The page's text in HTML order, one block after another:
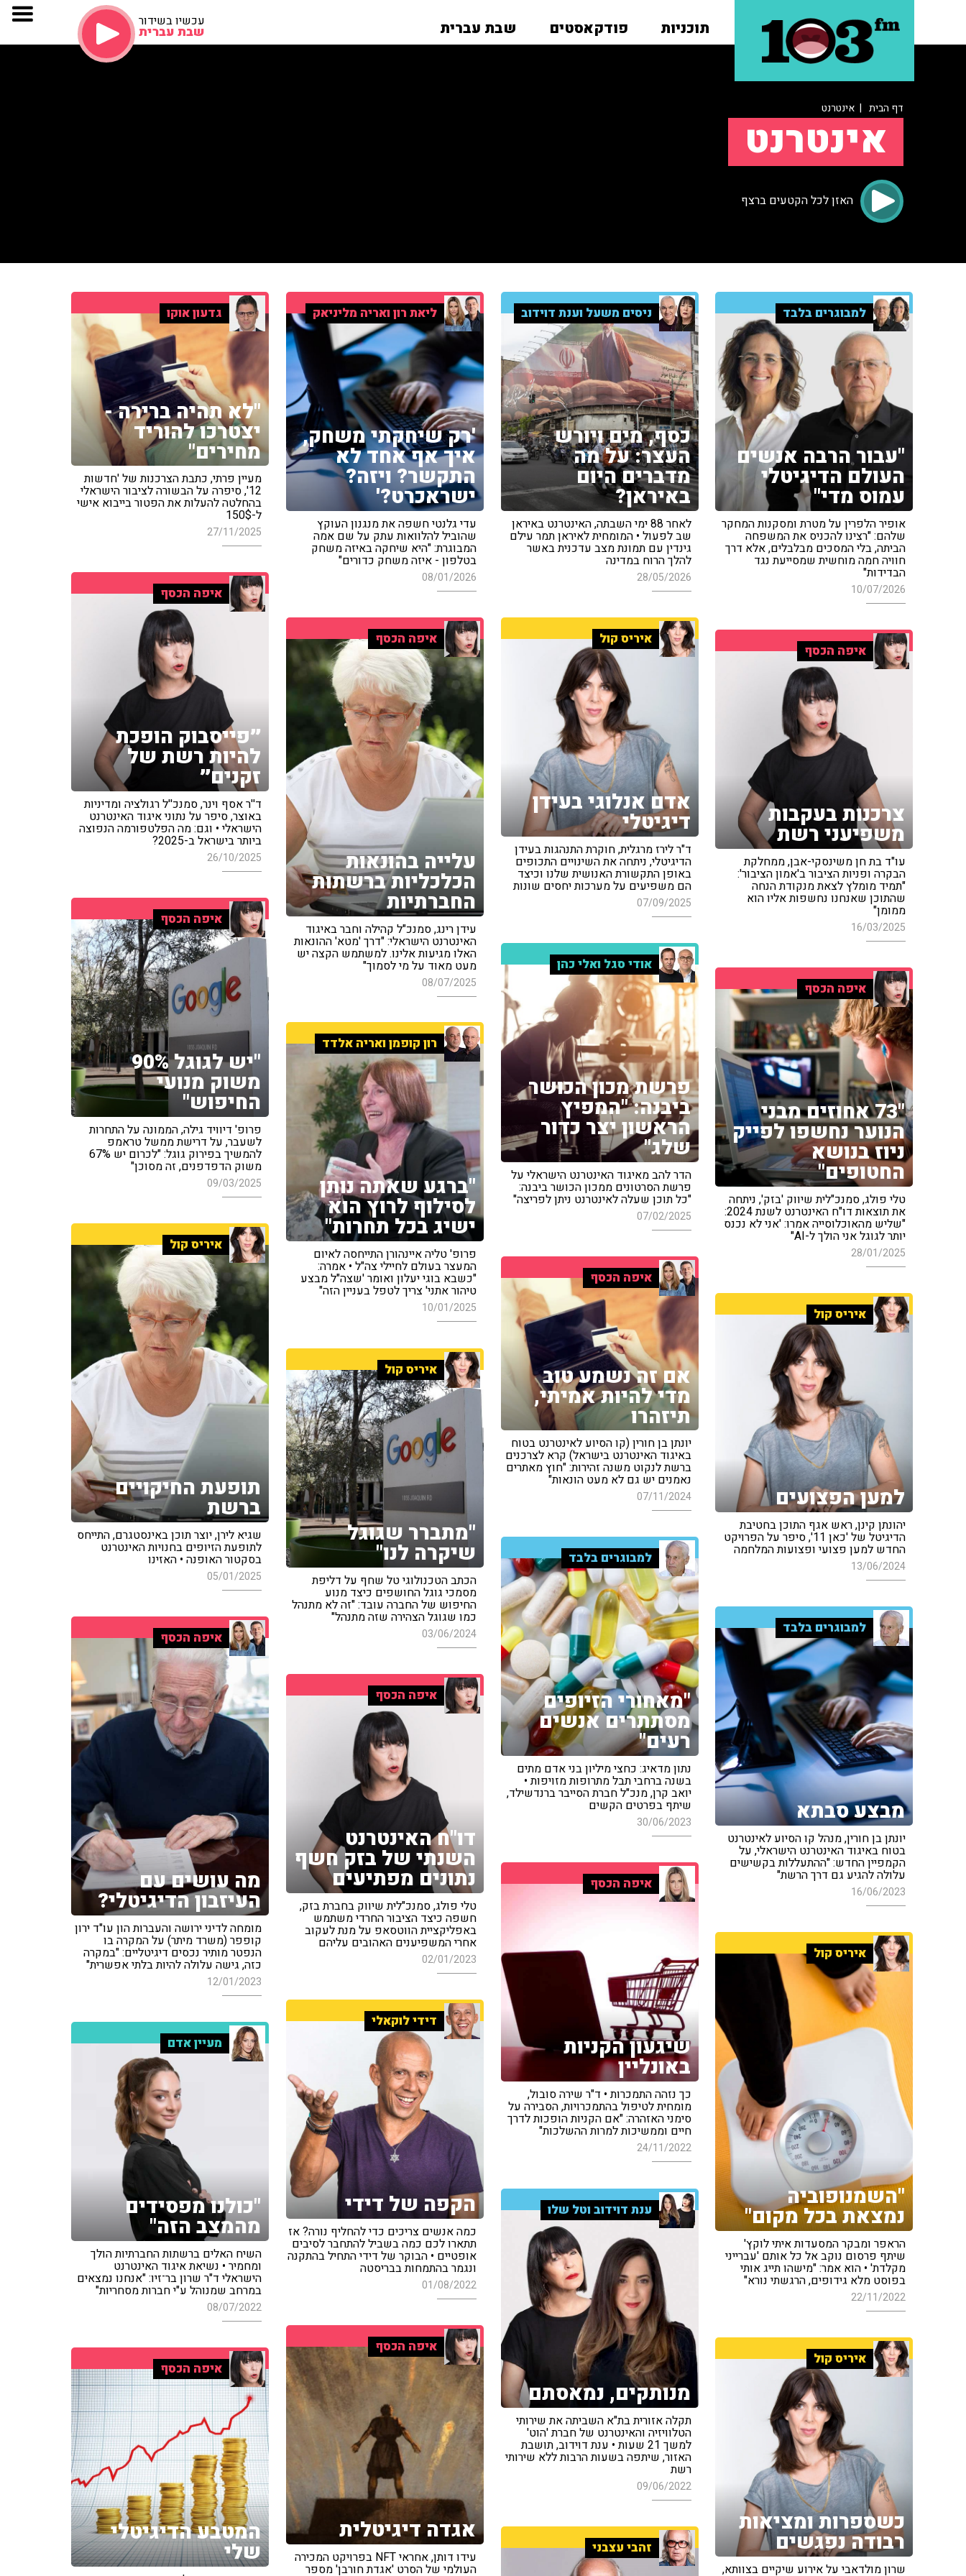
תוכניות פודקאסטים שבת עברית עכשיו בשידור
שבת עברית
דף הבית | אינטרנט
אינטרנט
האזן לכל הקטעים ברצף
למבוגרים בלבד
"עבור הרבה אנשים
העולם הדיגיטלי
עמוס מדי"
אופיר הלפרין על מטרת ומסקנות המחקר
שלהם: "רצינו להכניס את המשפחה
הביתה, בלי המסכים מבלבלים, אלא דרך
חוויה חמה מוחשית שמסייעת נגד
הבדידות"
10/07/2026
ניסים משעל וענת דוידוב
כסף, מים ויורש
העצר: על מה
מדברים היום
באיראן?
לאחר 88 ימי השבתה, האינטרנט באיראן
שב לפעול • המומחית לאיראן תמר עילם
גינדין עם תמונת מצב עדכנית באשר
להלך הרוח במדינה
28/05/2026
ליאת רון ואריה מליניאק
'רק שיחקתי משחק,
איך אף אחד לא
התקשר? ויזה?
ישראכרט?'
עדי גלנטי חשפה את מנגנון העוקץ
שהוביל להלוואות עתק על שם אמה
המבוגרת: "היא שיחקה באיזה משחק
בטלפון - איזה משחק כדורים"
08/01/2026
גדעון אוקו
"לא תהיה ברירה -
יצטרכו להוריד
מחירים"
מעיין פרתי, כתבת הצרכנות של 'חדשות
12', סיפרה על הבשורה לציבור הישראלי
בהחלטה להעלות את הפטור בייבוא אישי
ל-150$
27/11/2025
איפה הכסף
״פייסבוק הופכת
להיות רשת של
זקנים״
ד''ר אסף וינר, סמנכ''ל רגולציה ומדיניות
באוצר, סיפר על נתוני איגוד האינטרנט
הישראלי • וגם: מה הפלטפורמה הנפוצה
ביותר בישראל ב-2025?
26/10/2025
איריס קול
אדם אנלוגי בעידן
דיגיטלי
ד"ר לירז מרגלית, חוקרת התנהגות בעידן
הדיגיטלי, ניתחה את השינויים התכופים
באופן התקשורת האנושית שלנו וכיצד
הם משפיעים על מערכות יחסים שונות
07/09/2025
איפה הכסף
עלייה בהונאות
הכלכליות ברשתות
החברתיות
עידן רינג, סמנכ"ל קהילה וחבר באיגוד
האינטרנט הישראלי: "דרך 'מטא' ההונאות
האלו מגיעות אלינו. למשתמש הקצה יש
מעט מאוד על מי לסמוך"
08/07/2025
איפה הכסף
צרכנות בעקבות
משפיעני רשת
עו"ד בת חן משינסקי-אבן, ממחלקת
הבקרה ופניות הציבור ב'אמון הציבור':
"תמיד מומלץ לצאת מנקודת הנחה
שהתוכן שאנחנו נחשפות אליו הוא
ממומן"
16/03/2025 איפה הכסף
"יש לגוגל 90%
משוק מנועי
החיפוש"
פרופ' דיוויד גילה, הממונה על התחרות
לשעבר, על דרישת ממשל טראמפ
להמשיך בפירוק גוגל: "לכרום יש 67%
משוק הדפדפנים, זה מסוכן"
09/03/2025
אודי סגל ואלי כהן
פרשת מכון הכושר
ביבנה: "המפיץ
הראשון יצר כדור
שלג"
הדר להב מאיגוד האינטרנט הישראלי על
פרשת הסרטונים ממכון הכושר ביבנה:
"כל תוכן שעלה לאינטרנט ניתן לפריצה"
07/02/2025
איפה הכסף
"73 אחוזים מבני
הנוער נחשפו לפייק
ניוז בנושא
החטופים"
טלי פולג, סמנכ"לית שיווק 'בזק', ניתחה
את תוצאות דו"ח האינטרנט לשנת 2024:
"שליש מהאוכלוסייה אמרו: 'אני לא נכנס
יותר לגוגל אני הולך ל-AI"
28/01/2025
רון קופמן ואריה אלדד
"ברגע שאתה נותן
לסילוף לרוץ הוא
ישיג בכל תחרות"
פרופ' טליה איינהורן התייחסה לאיום
המעצר בעולם לחיילי צה"ל • אמרה:
"כשבא בוגי יעלון ואומר 'שצה"ל מבצע
טיהור אתני' צריך לטפל בעניין הזה"
10/01/2025
איריס קול
תופעת החיקויים
ברשת
שגיא לירן, יוצר תוכן באינסטגרם, התייחס
לתופעת הזיופים בחנויות האינטרנט
בסקטור האופנה • האזינו
05/01/2025
איפה הכסף
אם זה נשמע טוב
מדי להיות אמיתי,
תיזהרו
יונתן בן חורין (קו הסיוע לאינטרנט בטוח
באיגוד האינטרנט בישראל) קרא לצרכנים
ברשת לנקוט משנה זהירות: "חוץ מאתרים
נאמנים יש גם לא מעט הונאות"
07/11/2024
איריס קול
למען הפצועים
יהונתן קינן, ראש אגף התוכן בחטיבת
הדיגיטל של 'כאן 11', סיפר על הפרויקט
החדש למען פצועי ופצועות המלחמה
13/06/2024
איריס קול
"מתברר שגוגל
שיקרה לנו"
הכתב הטכנולוגי טל שחף על דליפת
מסמכי גוגל החושפים כיצד מנוע
החיפוש של החברה עובד: "זה לא מתנהל
כמו שגוגל הצהירה שזה מתנהל"
03/06/2024
למבוגרים בלבד
"מאחורי הזיופים
מסתתרים אנשים
רעים"
נתון מדאיג: כחצי מיליון בני אדם מתים
בשנה ברחבי תבל מתרופות מזויפות •
יואב קרן, מנכ"ל חברת הסייבר ברנדשילד,
שיתף בפרטים הקשים
30/06/2023
למבוגרים בלבד
מבצע סבתא
יונתן בן חורין, מנהל קו הסיוע לאינטרנט
בטוח באיגוד האינטרנט הישראלי, על
הקמפיין החדש: "ההתעללות בקשישים
עלולה להגיע גם דרך הרשת"
16/06/2023
איפה הכסף
מה עושים עם
העיזבון הדיגיטלי?
מומחה לדיני ירושה והעברות הון עו"ד ירון
קופפר (משרד מיתר) על המקרה בו
הנפטר מותיר נכסים דיגיטליים: "במקרה
כזה, גישה עלולה להיות בלתי אפשרית"
12/01/2023
איפה הכסף
דו"ח האינטרנט
השנתי של בזק חשף
נתונים מפתיעים
טלי פולג, סמנכ"לית שיווק בחברת בזק,
חשפה כיצד הציבור החרדי משתמש
באפליקציית הווטסאפ על מנת לעקוב
אחרי המשפיענים האהובים עליהם
02/01/2023
איפה הכסף
שיגעון הקניות
באונליין
כך נזהה התמכרות • ד"ר שירה סובול,
מומחית לטיפול בהתמכרויות, הסבירה על
סימני האזהרה: "אם הקניות הופכות לדרך
חיים וממשיכות למרות ההשלכות"
24/11/2022
איריס קול
"השמנופוביה
נמצאת בכל מקום"
הראפר ומבקר המסעדות איתי לוקץ'
שיתף פרסום נוקב אל כל אותם 'עברייני
מקלדת' • הוא אמר: "מישהו תייג אותי
בפוסט מלא גידופים, הרגשתי נורא"
22/11/2022
דידי לוקאלי
הקפה של דידי
כמה אנשים צריכים כדי להחליף נורה? אז
תתארו לכם כמה בשביל להתחבר לסיבים
אופטיים • הבוקר של דידי התחיל בהתקנה
ונגמר בהתמחות בבריסטה
01/08/2022
מעיין אדם
"כולנו מפסידים
מהמצב הזה"
השיח האלים ברשתות החברתיות הולך
ומחמיר • נשיאת איגוד האינטרנט
הישראלי ד"ר שרון בר־זיו: "אנחנו נמצאים
במרחב שמנוהל ע"י חברות מסחריות"
08/07/2022
ענת דוידוב וטל שלו
מנותקים, נמאסתם
תקלה אזורית בת"א השביתה את שירותי
הטלוויזיה והאינטרנט של חברת 'הוט'
למשך 21 שעות • ענת דוידוב, תושבת
האזור, שיתפה בשעות הרבות ללא שירותי
רשת
09/06/2022
איפה הכסף
אגדה דיגיטלית
עידו דותן, אחראי NFT בפרויקט המכירה
העולמי של הסרט 'אגדת חורבן' מספר
איריס קול
כשספרות ומציאות
רבודה נפגשים
שרון מולדאבי על אירוע שיקיים בצוותא,
איפה הכסף
המטבע הדיגיטלי
שלי זהבי עצבני